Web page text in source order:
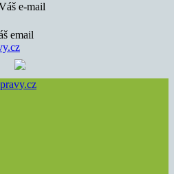
e-mail
email